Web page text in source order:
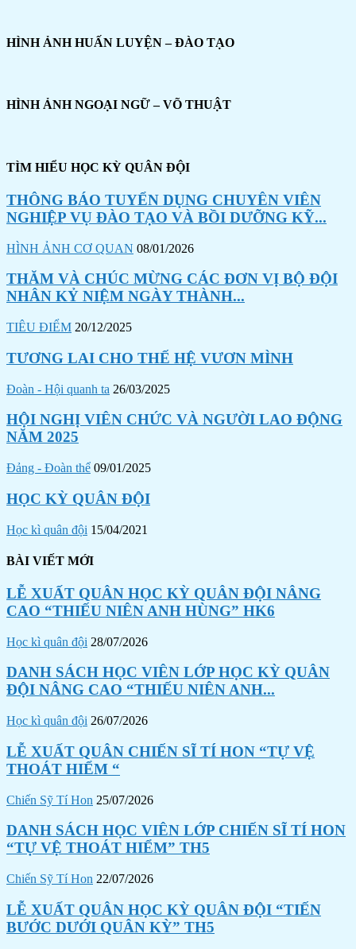
HÌNH ẢNH HUẤN LUYỆN – ĐÀO TẠO
HÌNH ẢNH NGOẠI NGỮ – VÕ THUẬT
TÌM HIỂU HỌC KỲ QUÂN ĐỘI
THÔNG BÁO TUYỂN DỤNG CHUYÊN VIÊN
NGHIỆP VỤ ĐÀO TẠO VÀ BỒI DƯỠNG KỸ...
HÌNH ẢNH CƠ QUAN 08/01/2026
THĂM VÀ CHÚC MỪNG CÁC ĐƠN VỊ BỘ ĐỘI
NHÂN KỶ NIỆM NGÀY THÀNH...
TIÊU ĐIỂM 20/12/2025
TƯƠNG LAI CHO THẾ HỆ VƯƠN MÌNH
Đoàn - Hội quanh ta 26/03/2025
HỘI NGHỊ VIÊN CHỨC VÀ NGƯỜI LAO ĐỘNG
NĂM 2025
Đảng - Đoàn thể 09/01/2025
HỌC KỲ QUÂN ĐỘI
Học kì quân đội 15/04/2021
BÀI VIẾT MỚI
LỄ XUẤT QUÂN HỌC KỲ QUÂN ĐỘI NÂNG
CAO “THIẾU NIÊN ANH HÙNG” HK6
Học kì quân đội 28/07/2026
DANH SÁCH HỌC VIÊN LỚP HỌC KỲ QUÂN
ĐỘI NÂNG CAO “THIẾU NIÊN ANH...
Học kì quân đội 26/07/2026
LỄ XUẤT QUÂN CHIẾN SĨ TÍ HON “TỰ VỆ
THOÁT HIỂM “
Chiến Sỹ Tí Hon 25/07/2026
DANH SÁCH HỌC VIÊN LỚP CHIẾN SĨ TÍ HON
“TỰ VỆ THOÁT HIỂM” TH5
Chiến Sỹ Tí Hon 22/07/2026
LỄ XUẤT QUÂN HỌC KỲ QUÂN ĐỘI “TIẾN
BƯỚC DƯỚI QUÂN KỲ” TH5